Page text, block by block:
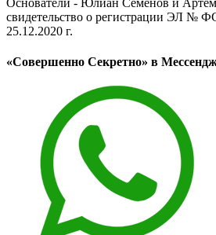
свидетельство о регистрации ЭЛ №
25.12.2020 г.
«Совершенно Секретно» в